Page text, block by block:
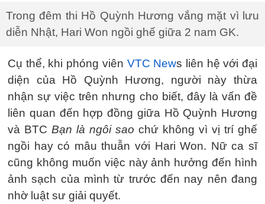
Trong đêm thi Hồ Quỳnh Hương vắng mặt vì lưu
diễn Nhật, Hari Won ngồi ghế giữa 2 nam GK.
Cụ thể, khi phóng viên VTC News liên hệ với đại
diện của Hồ Quỳnh Hương, người này thừa
nhận sự việc trên nhưng cho biết, đây là vấn đề
liên quan đến hợp đồng giữa Hồ Quỳnh Hương
và BTC Bạn là ngôi sao chứ không vì vị trí ghế
ngồi hay có mâu thuẫn với Hari Won. Nữ ca sĩ
cũng không muốn việc này ảnh hưởng đến hình
ảnh sạch của mình từ trước đến nay nên đang
nhờ luật sư giải quyết.